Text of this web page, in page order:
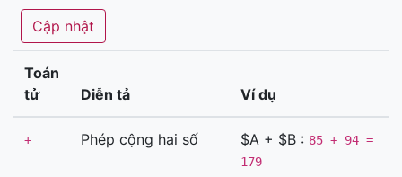
Toán
tử
Diễn tả Ví dụ
+ Phép cộng hai số $A + $B : 85 + 94 =
179